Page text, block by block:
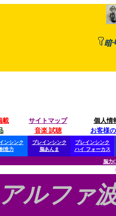
暗
載 サイトマップ
個人情
音楽 試聴 お客様
ンシンク
造力
ブレインシンク
脳あんま
ブレインシンク
ハイ フォーカス
脳力
ψ 創造力
ルファ